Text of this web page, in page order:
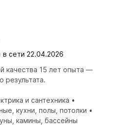
в сети 22.04.2026
качества 15 лет опыта —
результата.
кухни, полы, потолки •
камины, бассейны